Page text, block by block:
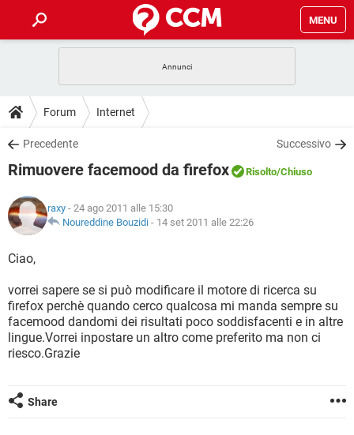
MENU
INTRATTENIMENTO
iOS
INSTAGRAM WHATSAPP
TIKTOK
HARDWARE
GUIDE
COVID-19
INSTAGRAM
TIKTOK
HARDWARE
DOWNLOAD
COVID-19 GAMING
INTRATTENIMENTO
iOS WINDOWS 10
INSTAGRAM
HARDWARE
COVID-19
INTRATTENIMENTO
iOS
INSTAGRAM WHATSAPP
TIKTOK FACEBOOK
HARDWARE
GLOSSARIO
COVID-19
iOS WINDOWS 10
INSTAGRAM WHATSAPP
TIKTOK
Forum Internet
Precedente Successivo
Rimuovere facemood da firefox Risolto/Chiuso
raxy - 24 ago 2011 alle 15:30
Noureddine Bouzidi - 14 set 2011 alle 22:26
Ciao,
vorrei sapere se si può modificare il motore di ricerca su
firefox perchè quando cerco qualcosa mi manda sempre su
facemood dandomi dei risultati poco soddisfacenti e in altre
lingue.Vorrei inpostare un altro come preferito ma non ci
riesco.Grazie
Share